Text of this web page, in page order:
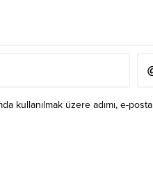
kullanılmak üzere adımı, e-